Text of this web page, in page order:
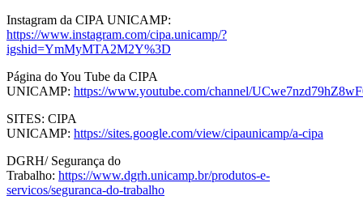
Instagram da CIPA UNICAMP:
https://www.instagram.com/cipa.unicamp/?
igshid=YmMyMTA2M2Y%3D
Página do You Tube da CIPA
UNICAMP: https://www.youtube.com/channel/
SITES: CIPA
UNICAMP: https://sites.google.com/view/cipaunicamp/a-cipa
DGRH/ Segurança do
Trabalho: https://www.dgrh.unicamp.br/produtos-e-
servicos/seguranca-do-trabalho